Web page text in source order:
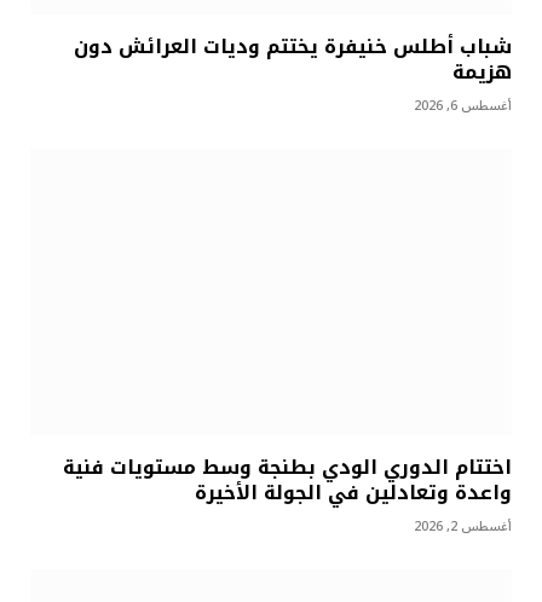
شباب أطلس خنيفرة يختتم وديات العرائش دون
هزيمة
أغسطس 6, 2026
اختتام الدوري الودي بطنجة وسط مستويات فنية
واعدة وتعادلين في الجولة الأخيرة
أغسطس 2, 2026